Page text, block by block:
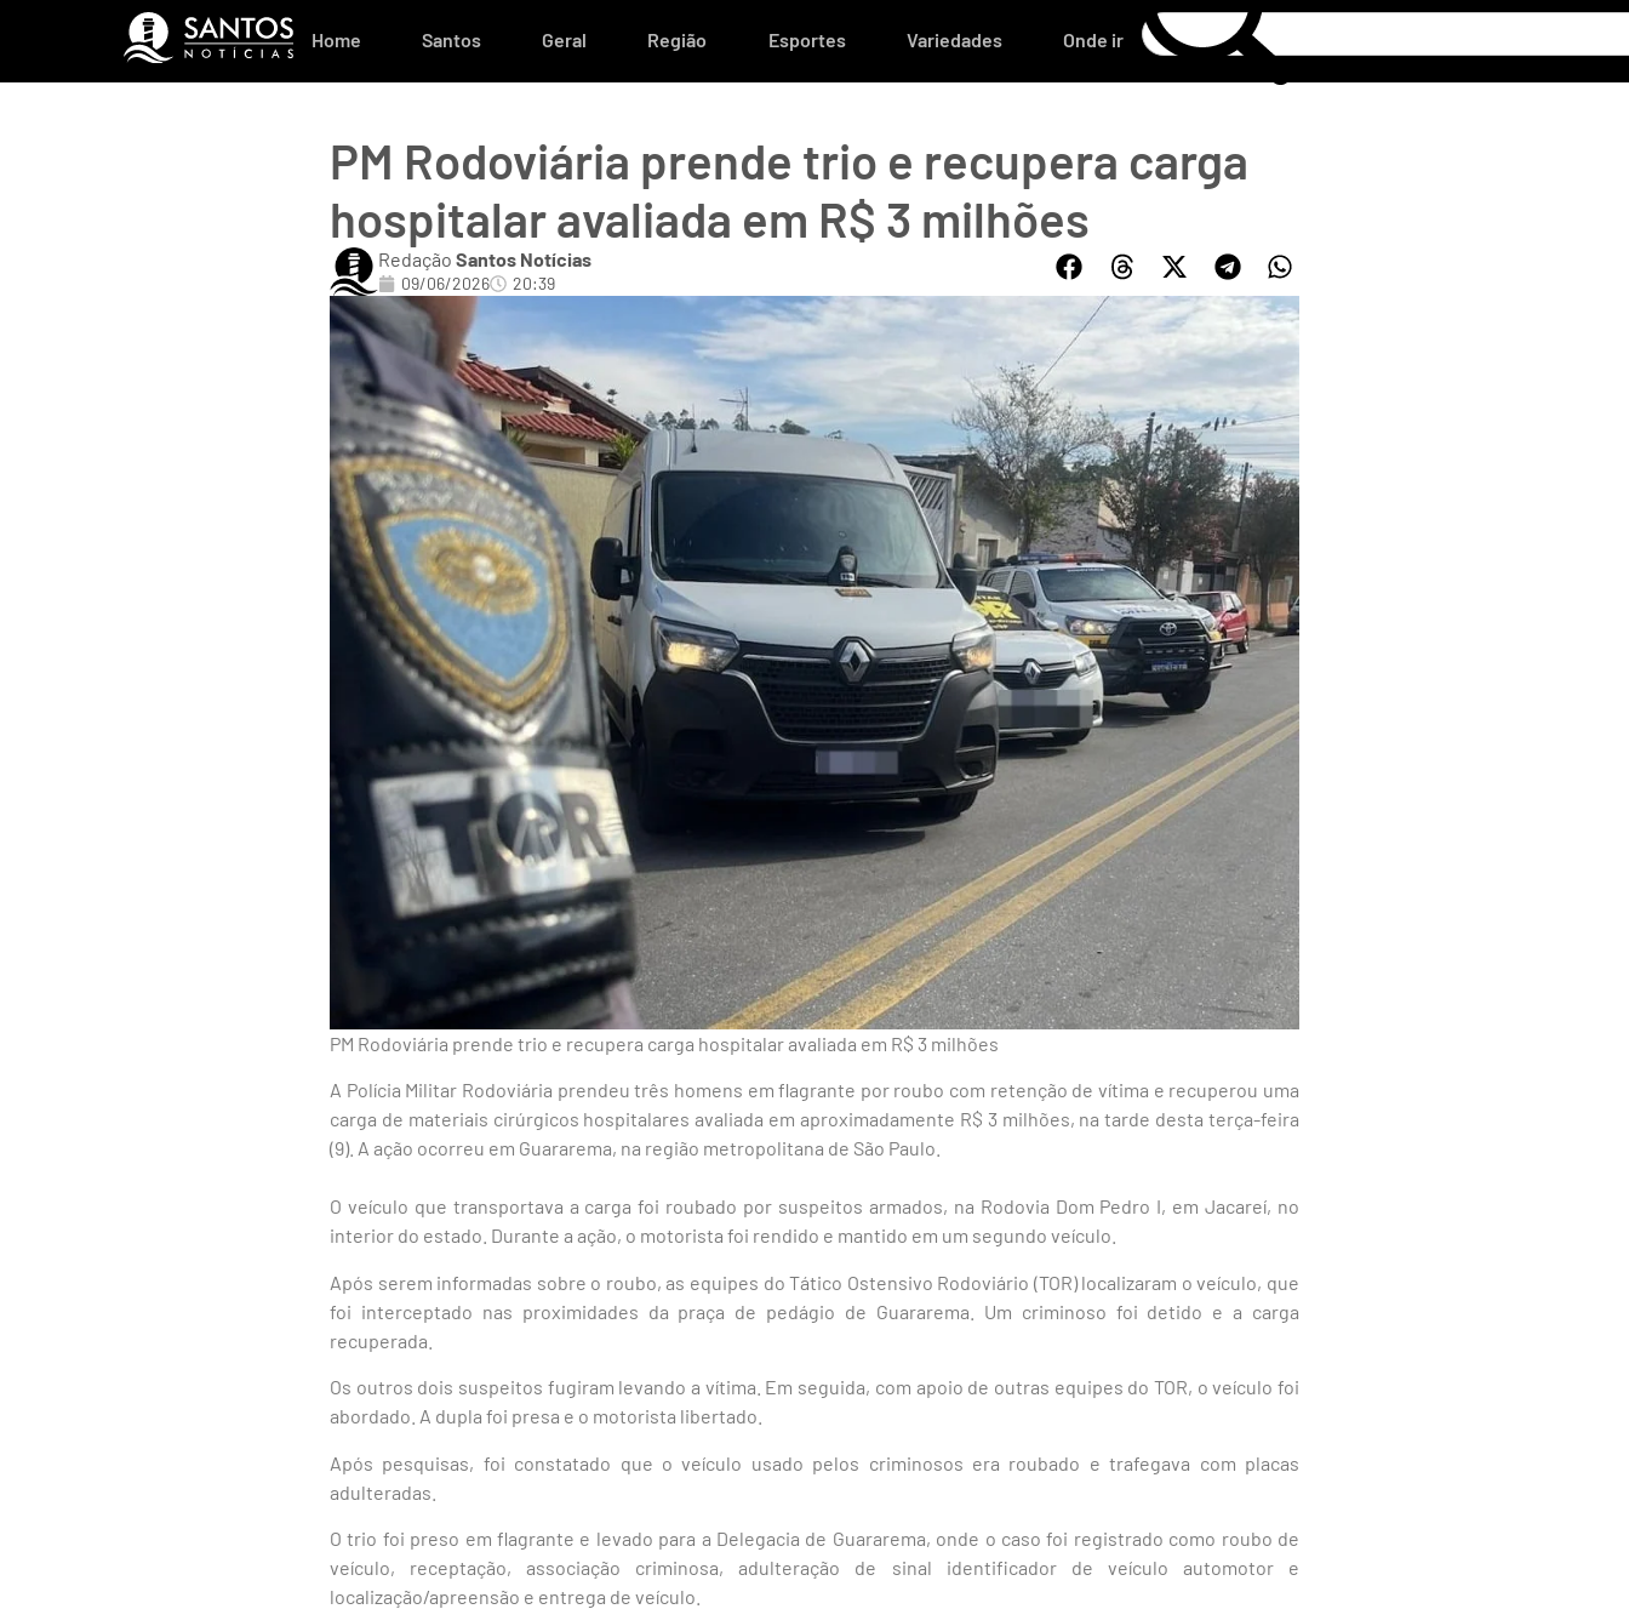
Home Santos Geral Região Esportes Variedades Onde ir
PM Rodoviária prende trio e recupera carga
hospitalar avaliada em R$ 3 milhões
Redação Santos Notícias
09/06/2026 20:39
PM Rodoviária prende trio e recupera carga hospitalar avaliada em R$ 3 milhões
A Polícia Militar Rodoviária prendeu três homens em flagrante por roubo com retenção de vítima e recuperou uma
carga de materiais cirúrgicos hospitalares avaliada em aproximadamente R$ 3 milhões, na tarde desta terça-feira
(9). A ação ocorreu em Guararema, na região metropolitana de São Paulo.
O veículo que transportava a carga foi roubado por suspeitos armados, na Rodovia Dom Pedro I, em Jacareí, no
interior do estado. Durante a ação, o motorista foi rendido e mantido em um segundo veículo.
Após serem informadas sobre o roubo, as equipes do Tático Ostensivo Rodoviário (TOR) localizaram o veículo, que
foi interceptado nas proximidades da praça de pedágio de Guararema. Um criminoso foi detido e a carga
recuperada.
Os outros dois suspeitos fugiram levando a vítima. Em seguida, com apoio de outras equipes do TOR, o veículo foi
abordado. A dupla foi presa e o motorista libertado.
Após pesquisas, foi constatado que o veículo usado pelos criminosos era roubado e trafegava com placas
adulteradas.
O trio foi preso em flagrante e levado para a Delegacia de Guararema, onde o caso foi registrado como roubo de
veículo, receptação, associação criminosa, adulteração de sinal identificador de veículo automotor e
localização/apreensão e entrega de veículo.